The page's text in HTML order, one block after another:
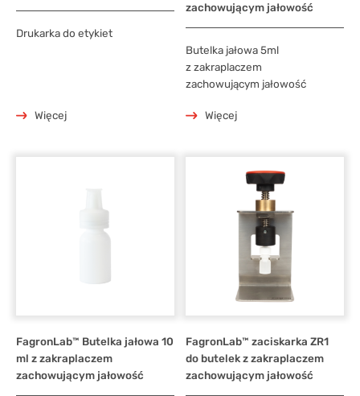
Drukarka do etykiet
Więcej
zachowującym jałowość
Butelka jałowa 5ml
z zakraplaczem
zachowującym jałowość
Więcej
FagronLab™ Butelka jałowa 10
ml z zakraplaczem
zachowującym jałowość
FagronLab™ zaciskarka ZR1
do butelek z zakraplaczem
zachowującym jałowość